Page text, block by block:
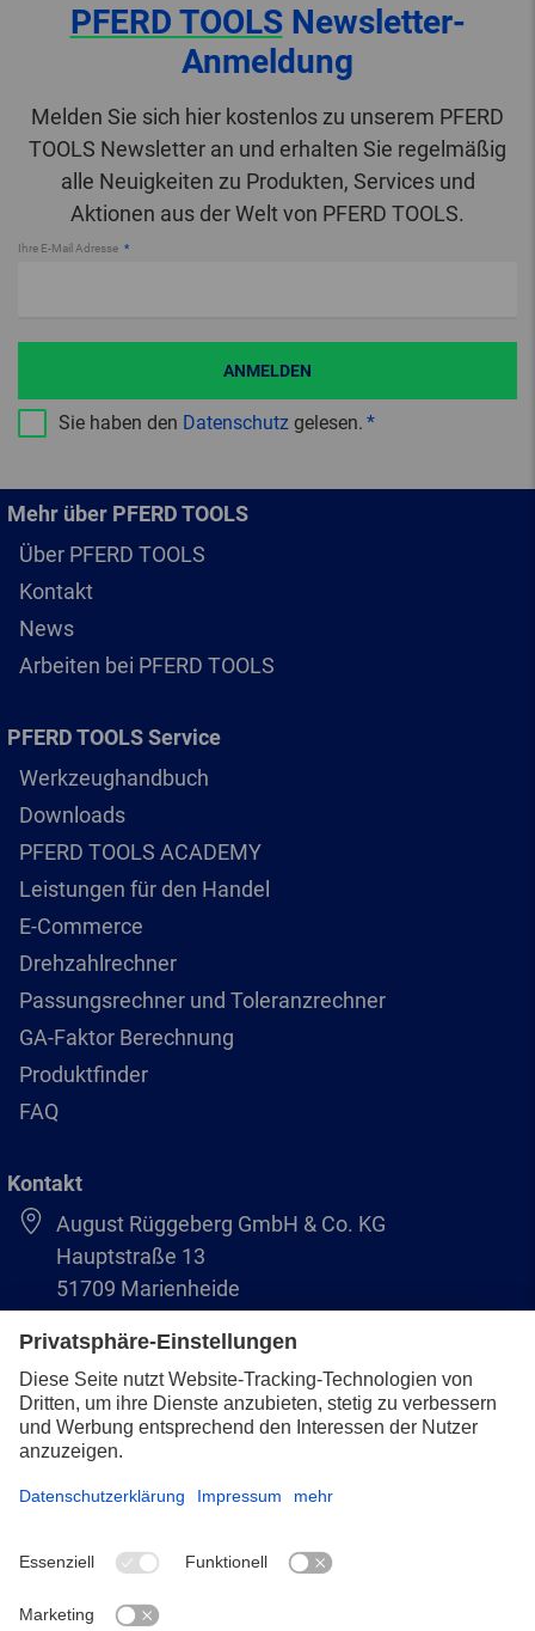
PFERD TOOLSNewsletter-
Anmeldung
Melden Sie sich hier kostenlos zu unserem PFERD
TOOLS Newsletter an und erhalten Sie regelmäßig
alle Neuigkeiten zu Produkten, Services und
Aktionen aus der Welt von PFERD TOOLS.
Ihre E-Mail Adresse
Sie haben den Datenschutz gelesen.
ANMELDEN
Mehr über PFERD TOOLS
Über PFERD TOOLS
Kontakt
News
Arbeiten bei PFERD TOOLS
PFERD TOOLS Service
Werkzeughandbuch
Downloads
PFERD TOOLS ACADEMY
Leistungen für den Handel
E-Commerce
Drehzahlrechner
Passungsrechner und Toleranzrechner
GA-Faktor Berechnung
Produktfinder
FAQ
Kontakt
August Rüggeberg GmbH & Co. KG
Hauptstraße 13
51709 Marienheide
+49 2264 9-0
info@pferd.com
+49 2264 9-400
Datenschutz
AVB